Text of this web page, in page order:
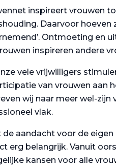
inspireert vrouwen
Daarvoor hoeven
Ontmoeting en
inspireren andere
vele vrijwilligers
van vrouwen aan
wij naar meer wel-
vlak.
de aandacht voor de
erg belangrijk. Vanuit
kansen voor alle